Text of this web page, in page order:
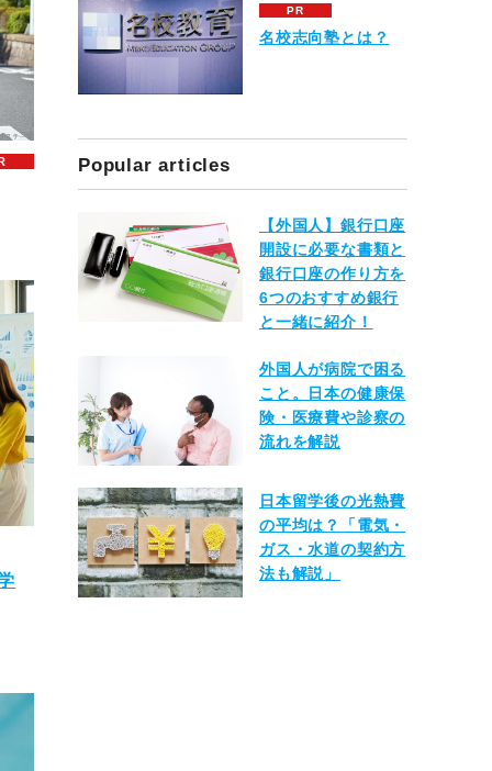
名校志向塾とは？
Popular articles
【外国人】銀行口座
開設に必要な書類と
銀行口座の作り方を
6つのおすすめ銀行
と一緒に紹介！
外国人が病院で困る
こと。日本の健康保
険・医療費や診察の
流れを解説
日本留学後の光熱費
の平均は？「電気・
ガス・水道の契約方
法も解説」